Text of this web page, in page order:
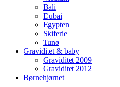
Bali
Dubai
Egypten
Skiferie
Tunø
Graviditet & baby
Graviditet 2009
Graviditet 2012
Børnehjørnet